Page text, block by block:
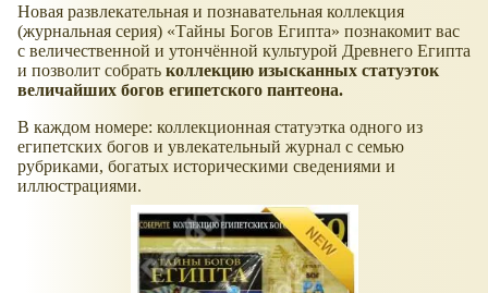
Новая развлекательная и познавательная коллекция
(журнальная серия)
Тайны Богов Египта
познакомит вас
с величественной и утончённой культурой Древнего Египта
и позволит собрать коллекцию изысканных статуэток
величайших богов египетского пантеона.
В каждом номере: коллекционная статуэтка одного из
египетских богов и увлекательный журнал с семью
рубриками, богатых историческими сведениями и
иллюстрациями.